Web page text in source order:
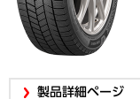
製品詳細ページ